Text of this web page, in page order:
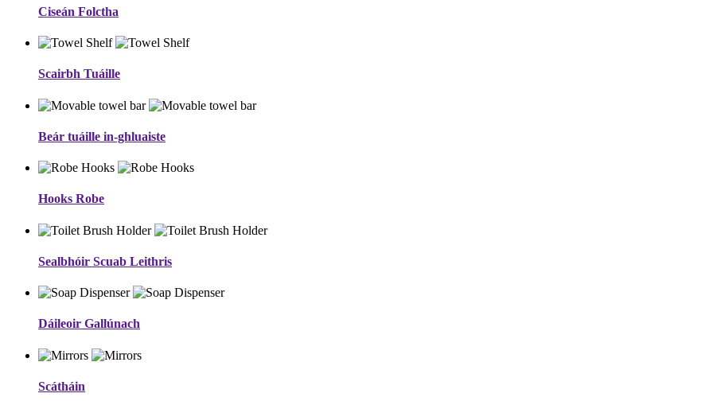
Ciseán Folctha
Scairbh Tuáille
Beár tuáille in-ghluaiste
Hooks Robe
Sealbhóir Scuab Leithris
Dáileoir Gallúnach
Scátháin